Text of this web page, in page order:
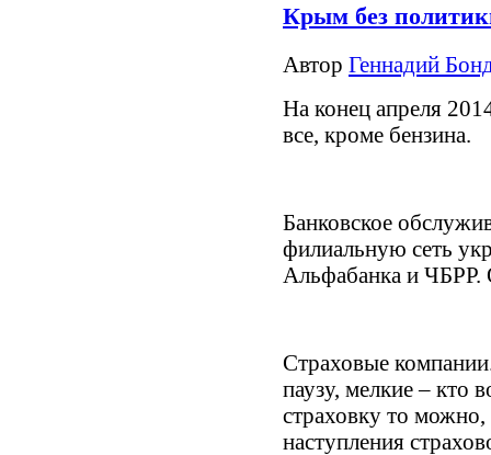
Крым без
Автор Геннадий
На конец апреля
все, кроме бензина.
Банковское
филиальную сеть
Альфабанка и ЧБРР.
Страховые
паузу, мелкие – кто
страховку то
наступления